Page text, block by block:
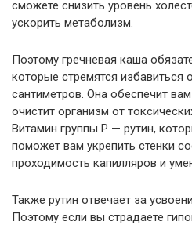
сможете снизить уровень
ускорить метаболизм.
Поэтому гречневая каша
которые стремятся избавиться
сантиметров. Она обеспечит
очистит организм от
Витамин группы P — рутин,
поможет вам укрепить стенки
проходимость капилляров и
Также рутин отвечает за
Поэтому если вы страдаете